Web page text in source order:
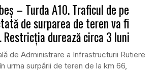
– Turda A10. Traficul de pe
de surparea de teren va fi
Restricția durează circa 3 luni
de Administrare a Infrastructurii Rutiere
urma surpării de teren de la km 66,